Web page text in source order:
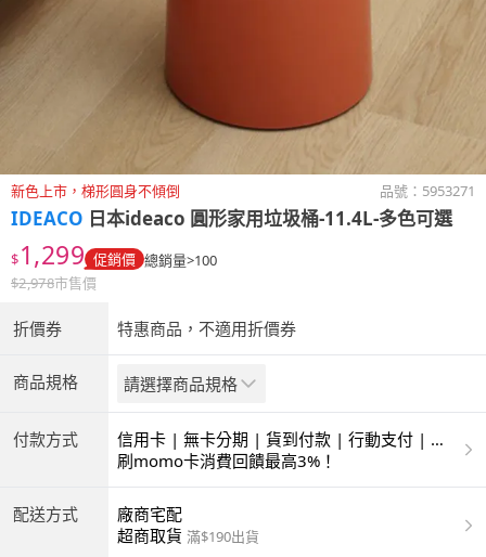
新色上市，梯形圓身不傾倒 品號： 5953271
IDEACO 日本ideaco 圓形家用垃圾桶-11.4L-多色可選
$1,299 促銷價 總銷量>100
$2,978市售價
折價券 特惠商品，不適用折價券
商品規格 請選擇商品規格
付款方式
信用卡 | 無卡分期 | 貨到付款 | 行動支付 | 超
商付款 | ATM | 銀聯卡
刷momo卡消費回饋最高3%！
配送方式
廠商宅配
超商取貨 滿$190出貨